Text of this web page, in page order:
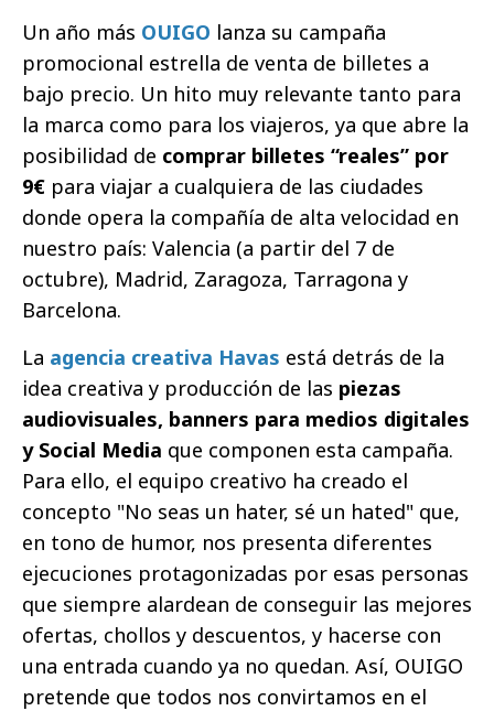
Un año más OUIGO lanza su campaña
promocional estrella de venta de billetes a
bajo precio. Un hito muy relevante tanto para
la marca como para los viajeros, ya que abre la
posibilidad de comprar billetes “reales” por
9€ para viajar a cualquiera de las ciudades
donde opera la compañía de alta velocidad en
nuestro país: Valencia (a partir del 7 de
octubre), Madrid, Zaragoza, Tarragona y
Barcelona.
La agencia creativa Havas está detrás de la
idea creativa y producción de las piezas
audiovisuales, banners para medios digitales
y Social Media que componen esta campaña.
Para ello, el equipo creativo ha creado el
concepto "No seas un hater, sé un hated" que,
en tono de humor, nos presenta diferentes
ejecuciones protagonizadas por esas personas
que siempre alardean de conseguir las mejores
ofertas, chollos y descuentos, y hacerse con
una entrada cuando ya no quedan. Así, OUIGO
pretende que todos nos convirtamos en el